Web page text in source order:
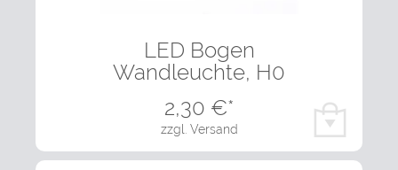
LED Bogen
Wandleuchte, H0
zzgl. Versand
2,30 €*